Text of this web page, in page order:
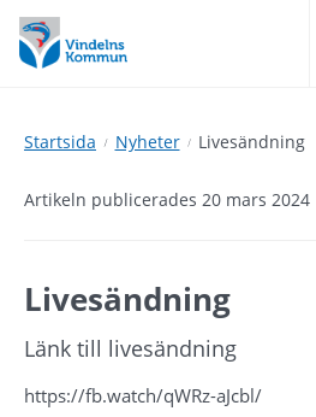
Hoppa
till
innehåll
Hoppa
till
undermeny
Startsida Nyheter Livesändning
Artikeln publicerades 20 mars 2024
Livesändning
Länk till livesändning
https://fb.watch/qWRz-aJcbl/